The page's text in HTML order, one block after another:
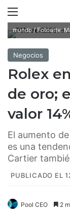
mundo / Fotoarte:
Negocios
Rolex
de oro;
valor
El aumento
es una
Cartier
PUBLICADO EL
Pool CEO 2